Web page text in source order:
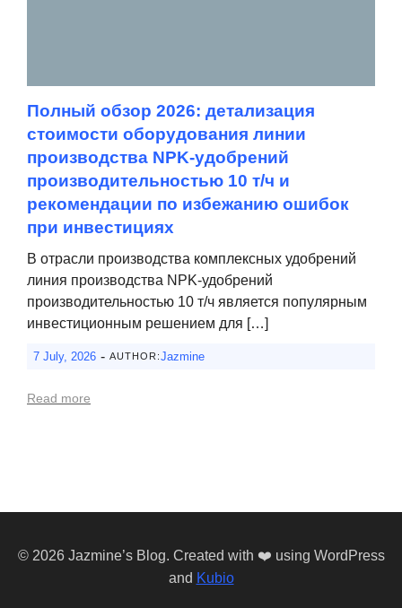
Полный обзор 2026: детализация
стоимости оборудования линии
производства NPK-удобрений
производительностью 10 т/ч и
рекомендации по избежанию ошибок
при инвестициях
В отрасли производства комплексных удобрений
линия производства NPK-удобрений
производительностью 10 т/ч является популярным
инвестиционным решением для […]
7 July, 2026 - AUTHOR:Jazmine
Read more
© 2026 Jazmine’s Blog. Created with ❤️ using WordPress
and Kubio